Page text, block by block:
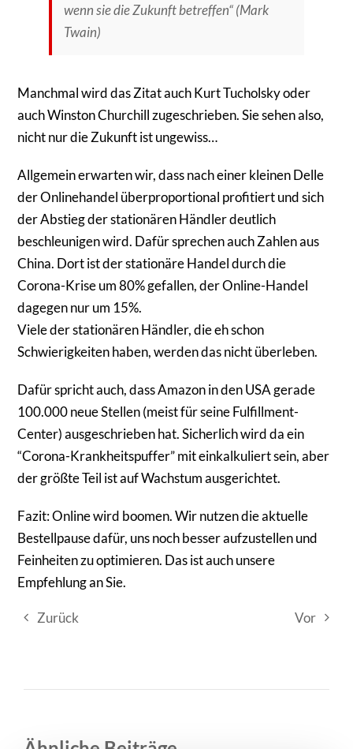
wenn sie die Zukunft betreffen“ (Mark
Twain)
Manchmal wird das Zitat auch Kurt Tucholsky oder
auch Winston Churchill zugeschrieben. Sie sehen also,
nicht nur die Zukunft ist ungewiss…
Allgemein erwarten wir, dass nach einer kleinen Delle
der Onlinehandel überproportional profitiert und sich
der Abstieg der stationären Händler deutlich
beschleunigen wird. Dafür sprechen auch Zahlen aus
China. Dort ist der stationäre Handel durch die
Corona-Krise um 80% gefallen, der Online-Handel
dagegen nur um 15%.
Viele der stationären Händler, die eh schon
Schwierigkeiten haben, werden das nicht überleben.
Dafür spricht auch, dass Amazon in den USA gerade
100.000 neue Stellen (meist für seine Fulfillment-
Center) ausgeschrieben hat. Sicherlich wird da ein
“Corona-Krankheitspuffer” mit einkalkuliert sein, aber
der größte Teil ist auf Wachstum ausgerichtet.
Fazit: Online wird boomen. Wir nutzen die aktuelle
Bestellpause dafür, uns noch besser aufzustellen und
Feinheiten zu optimieren. Das ist auch unsere
Empfehlung an Sie.
Zurück Vor